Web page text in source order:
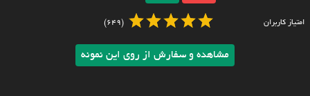
امتیاز کاربران (649)
مشاهده و سفارش از روی این نمونه